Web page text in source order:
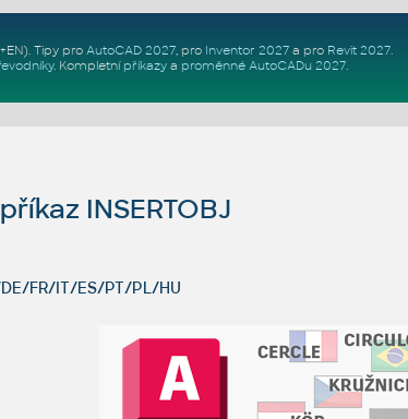
. Tipy pro AutoCAD 2027, pro Inventor 2027a pro Revit 2027.
. Kompletní příkazya proměnné AutoCADu 2027.
INSERTOBJ
FR/IT/ES/PT/PL/HU